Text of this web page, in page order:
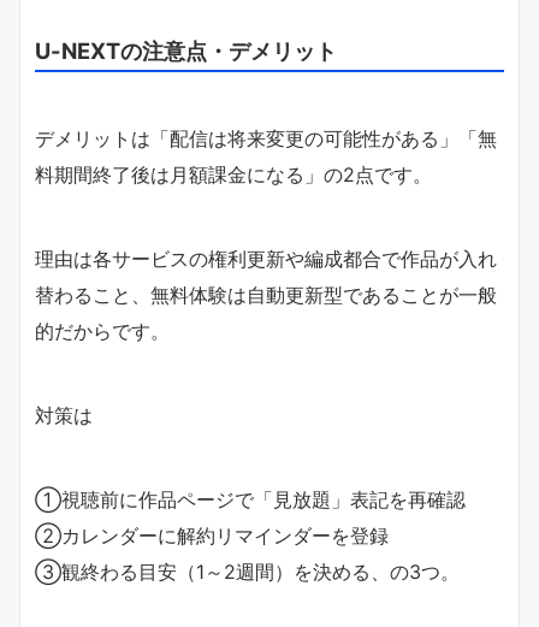
U-NEXTの注意点・デメリット
デメリットは「配信は将来変更の可能性がある」「無
料期間終了後は月額課金になる」の2点です。
理由は各サービスの権利更新や編成都合で作品が入れ
替わること、無料体験は自動更新型であることが一般
的だからです。
対策は
①視聴前に作品ページで「見放題」表記を再確認
②カレンダーに解約リマインダーを登録
③観終わる目安（1～2週間）を決める、の3つ。